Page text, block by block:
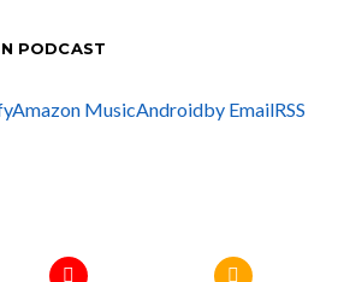
PODCAST
Amazon MusicAndroidby EmailRSS